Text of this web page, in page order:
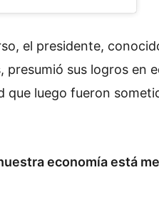
el presidente,
presumió sus logros en
luego fueron
economía está